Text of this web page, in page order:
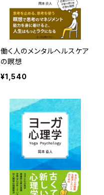
働く人のメンタルヘルスケア
の瞑想
¥1,540